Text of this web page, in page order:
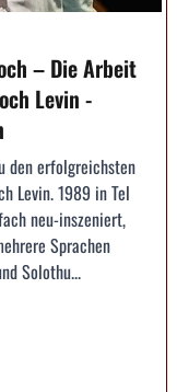
– Die Arbeit
Levin -
den erfolgreichsten
Levin. 1989 in Tel
neu-inszeniert,
Sprachen
Solothu...